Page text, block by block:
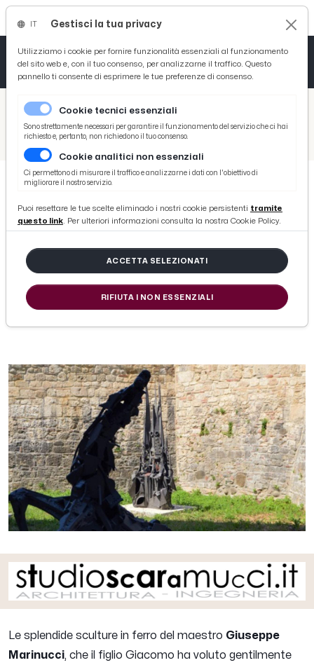
/ Picenotime
/ News
Ascoli Piceno, le sculture in ferro di Marinucci nel fossato che circonda il Forte Malatesta
Ascoli Piceno, le sculture in ferro
di Marinucci nel fossato che
circonda il Forte Malatesta
di Redazione Picenotime
Le splendide sculture in ferro del maestro Giuseppe
Marinucci, che il figlio Giacomo ha voluto gentilmente
Gestisci la tua privacy
Utilizziamo i cookie per fornire funzionalità essenziali al funzionamento
del sito web e, con il tuo consenso, per analizzarne il traffico. Questo
pannello ti consente di esprimere le tue preferenze di consenso.
Cookie tecnici essenziali
Sono strettamente necessari per garantire il funzionamento del servizio che ci hai
richiesto e, pertanto, non richiedono il tuo consenso.
Cookie analitici non essenziali
Ci permettono di misurare il traffico e analizzarne i dati con l'obiettivo di
migliorare il nostro servizio.
Puoi resettare le tue scelte eliminado i nostri cookie persistenti tramite
questo link. Per ulteriori informazioni consulta la nostra Cookie Policy.
ACCETTA SELEZIONATI
RIFIUTA I NON ESSENZIALI
Tutto News
Tutto Sport
Basket
Ciclismo
Tutto Curiosità